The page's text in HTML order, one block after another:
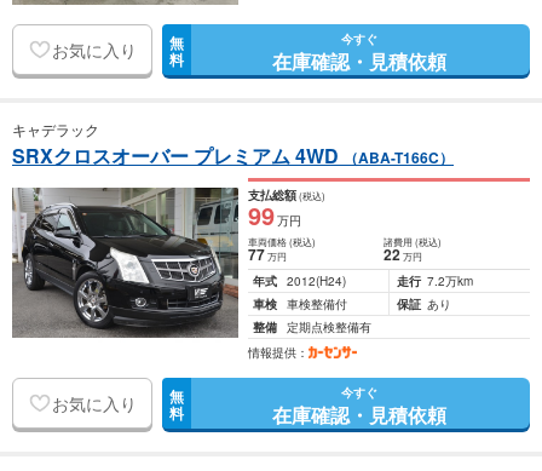
お気に入り 無
料
今すぐ
在庫確認・見積依頼
キャデラック
SRXクロスオーバー プレミアム 4WD （ABA-T166C）
支払総額(税込)
99万円
車両価格(税込)
77万円
諸費用 (税込)
22 万円
年式 2012(H24) 走行 7.2万km
車検 車検整備付 保証 あり
整備 定期点検整備有
情報提供：
お気に入り 無
料
今すぐ
在庫確認・見積依頼